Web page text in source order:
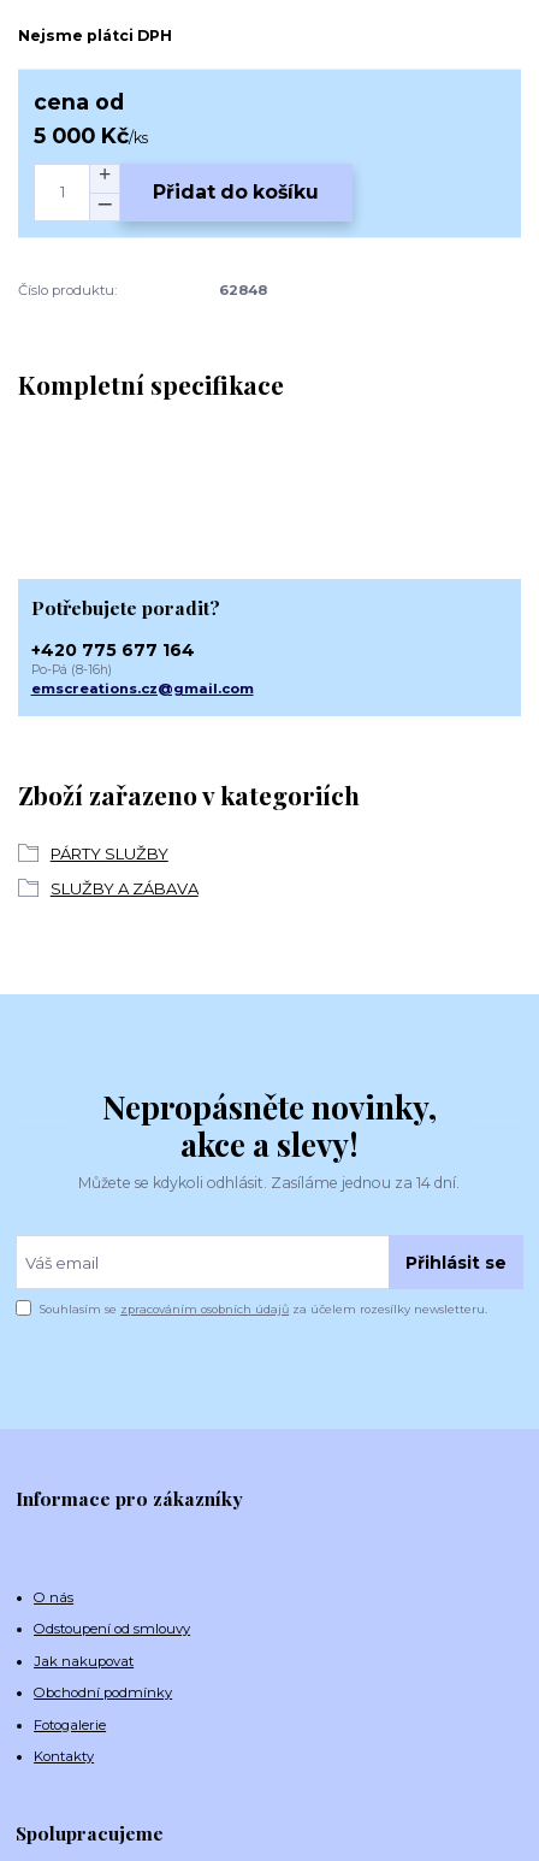
Nejsme plátci DPH
cena od
5 000 Kč/ks
Přidat do košíku
Číslo produktu: 62848
Kompletní specifikace
Zboží zařazeno v kategoriích
PÁRTY SLUŽBY
SLUŽBY A ZÁBAVA
Potřebujete poradit?
+420 775 677 164
Po-Pá (8-16h)
emscreations.cz@gmail.com
Nepropásněte novinky,
akce a slevy!
Můžete se kdykoli odhlásit. Zasíláme jednou za 14 dní.
Přihlásit se
Souhlasím se zpracováním osobních údajů za účelem rozesílky newsletteru.
Informace pro zákazníky
O nás
Odstoupení od smlouvy
Jak nakupovat
Obchodní podmínky
Fotogalerie
Kontakty
Spolupracujeme